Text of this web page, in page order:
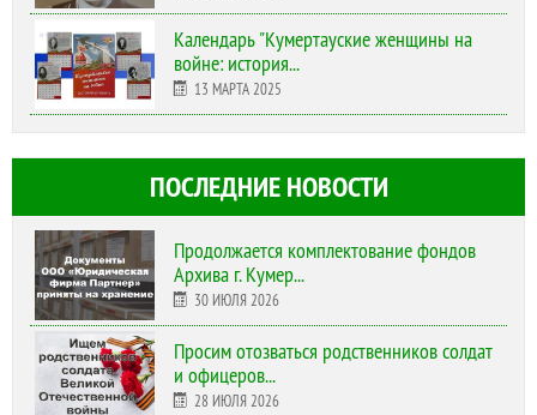
Календарь "Кумертауские женщины на
войне: история...
13 МАРТА 2025
ПОСЛЕДНИЕ НОВОСТИ
Продолжается комплектование фондов
Архива г. Кумер...
30 ИЮЛЯ 2026
Просим отозваться родственников солдат
и офицеров...
28 ИЮЛЯ 2026